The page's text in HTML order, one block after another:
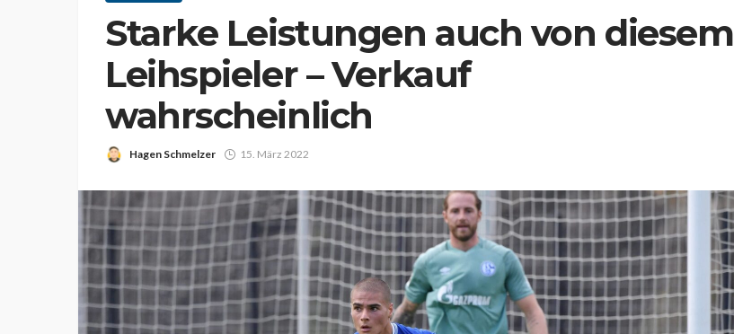
Starke Leistungen auch von diesem
Leihspieler – Verkauf
wahrscheinlich
Hagen Schmelzer 15. März 2022